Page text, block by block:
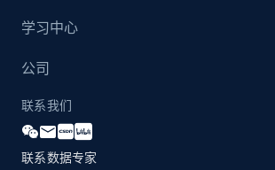
Video length, Likes, Views, and more.
8K+
学习中心
公司
联系我们
联系数据专家